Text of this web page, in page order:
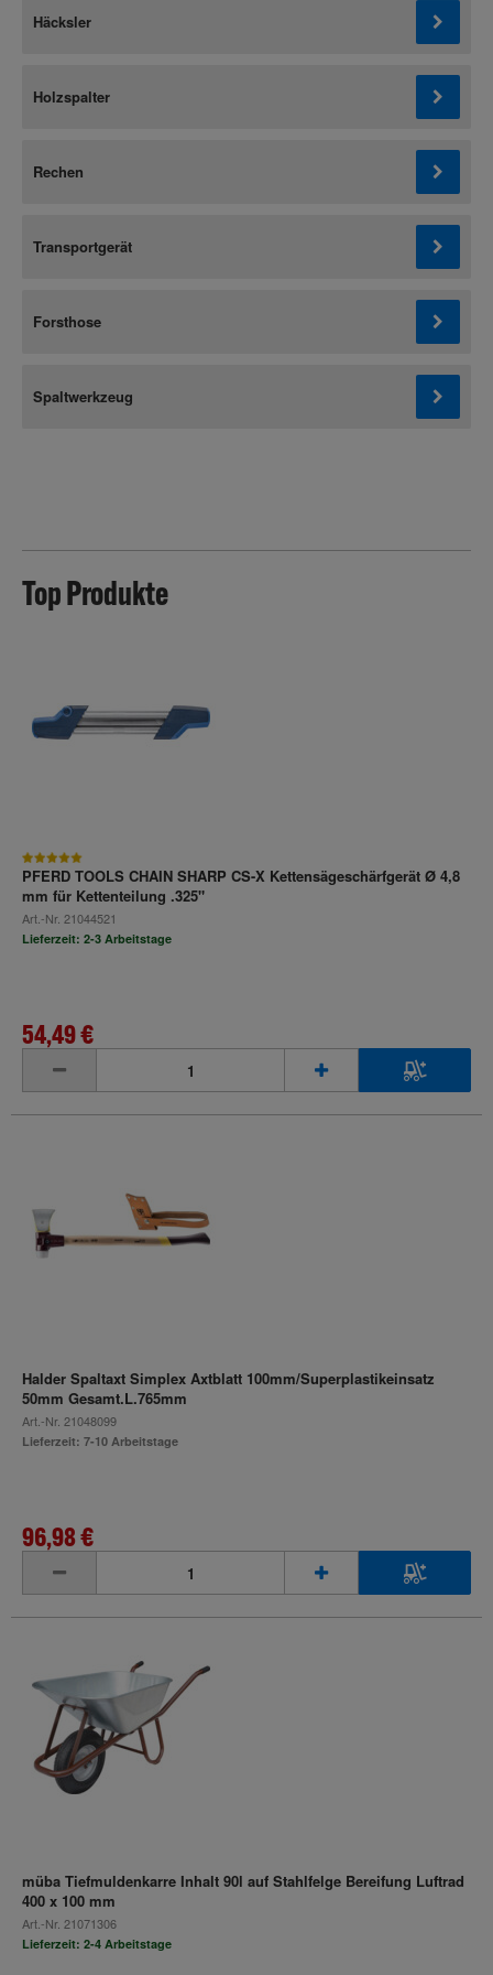
Häcksler
Holzspalter
Rechen
Transportgerät
Forsthose
Spaltwerkzeug
Top Produkte
PFERD TOOLS CHAIN SHARP CS-X Kettensägeschärfgerät Ø 4,8
mm für Kettenteilung .325"
Art.-Nr. 21044521
Lieferzeit: 2-3 Arbeitstage
54,49 €
Halder Spaltaxt Simplex Axtblatt 100mm/Superplastikeinsatz
50mm Gesamt.L.765mm
Art.-Nr. 21048099
Lieferzeit: 7-10 Arbeitstage
96,98 €
müba Tiefmuldenkarre Inhalt 90l auf Stahlfelge Bereifung Luftrad
400 x 100 mm
Art.-Nr. 21071306
Lieferzeit: 2-4 Arbeitstage